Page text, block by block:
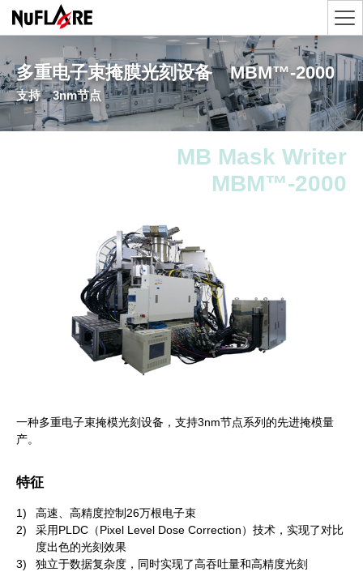
多重电子束掩膜光刻设备 MBM™-2000
支持 3nm节点
MB Mask Writer
MBM™-2000
一种多重电子束掩模光刻设备，支持3nm节点系列的先进掩模量
产。
特征
1)
高速、高精度控制26万根电子束
2)
采用PLDC（Pixel Level Dose Correction）技术，实现了对比
度出色的光刻效果
3)
独立于数据复杂度，同时实现了高吞吐量和高精度光刻